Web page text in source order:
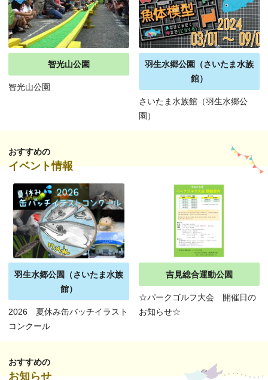
智光山公園
智光山公園
羽生水郷公園（さいたま水族
館）
さいたま水族館（羽生水郷公
園）
おすすめの
イベント情報
羽生水郷公園（さいたま水族
館）
2026 夏休み缶バッチイラスト
コンクール
吉見総合運動公園
☆パークゴルフ大会 開催日の
お知らせ☆
おすすめの
お知らせ